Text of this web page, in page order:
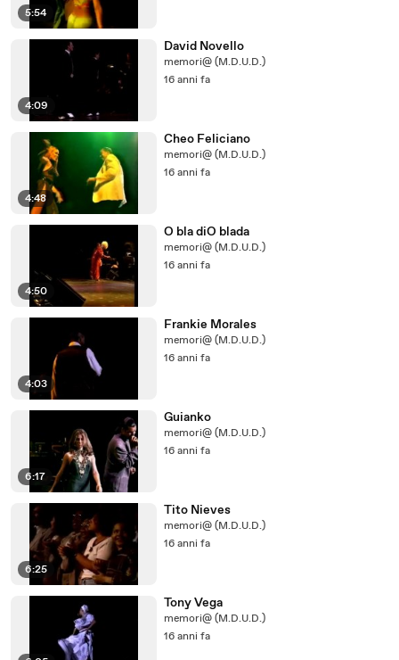
5:54
4:09
David Novello
memori@ (M.D.U.D.)
16 anni fa
4:48
Cheo Feliciano
memori@ (M.D.U.D.)
16 anni fa
4:50
O bla diO blada
memori@ (M.D.U.D.)
16 anni fa
4:03
Frankie Morales
memori@ (M.D.U.D.)
16 anni fa
6:17
Guianko
memori@ (M.D.U.D.)
16 anni fa
6:25
Tito Nieves
memori@ (M.D.U.D.)
16 anni fa
Tony Vega
memori@ (M.D.U.D.)
16 anni fa